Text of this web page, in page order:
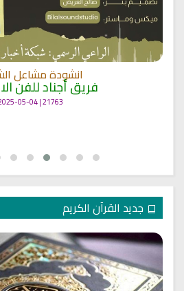
انشودة مشاعل
فريق أجناد للفن
21763 | 2025-05-04
جديد القرآن الكريم